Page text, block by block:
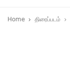
Home திரைப்படம்